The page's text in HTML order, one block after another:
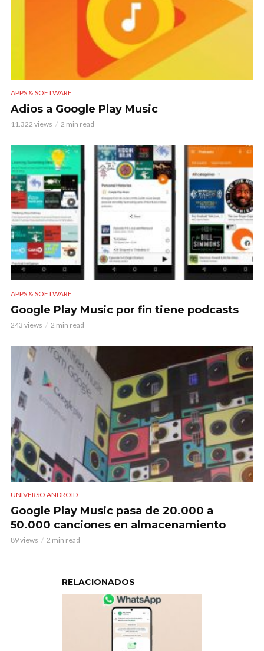
APPS & SOFTWARE
Adios a Google Play Music
11.322 views 2 min read
APPS & SOFTWARE
Google Play Music por fin tiene podcasts
243 views 2 min read
UNIVERSO ANDROID
Google Play Music pasa de 20.000 a
50.000 canciones en almacenamiento
89 views 2 min read
RELACIONADOS